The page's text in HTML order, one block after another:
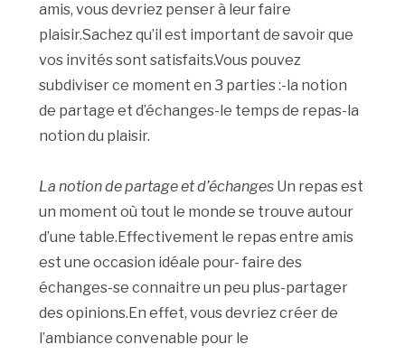
amis, vous devriez penser à leur faire
plaisir.Sachez qu’il est important de savoir que
vos invités sont satisfaits.Vous pouvez
subdiviser ce moment en 3 parties :-la notion
de partage et d’échanges-le temps de repas-la
notion du plaisir.
La notion de partage et d’échanges Un repas est
un moment où tout le monde se trouve autour
d’une table.Effectivement le repas entre amis
est une occasion idéale pour- faire des
échanges-se connaitre un peu plus-partager
des opinions.En effet, vous devriez créer de
l’ambiance convenable pour le